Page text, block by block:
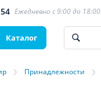
Ежедневно с 9:00 до 18:00
Каталог
› Принадлежности ›